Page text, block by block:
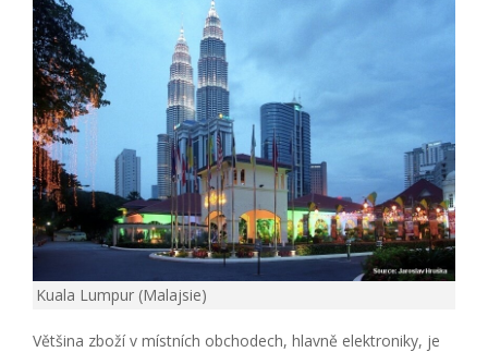
Kuala Lumpur (Malajsie)
Většina zboží v místních obchodech, hlavně elektroniky, je